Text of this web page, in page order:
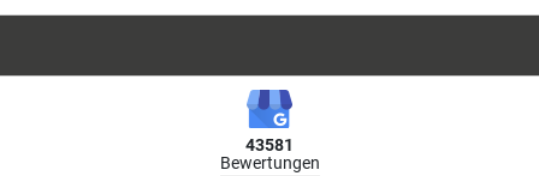
43581
Bewertungen